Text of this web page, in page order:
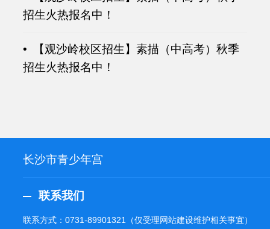
招生火热报名中！
• 【观沙岭校区招生】素描（中高考）秋季
招生火热报名中！
长沙市青少年宫
联系我们
联系方式：0731-89901321
（仅受理网站建设维护相关事宜）